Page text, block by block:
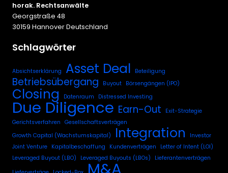
horak. Rechtsanwälte
Georgstraße 48
30159 Hannover Deutschland
Schlagwörter
Absichtserklärung Asset Deal Beteiligung
Betriebsübergang Buyout Börsengängen (IPO)
Closing Datenraum Distressed Investing
Due Diligence Earn-Out
Exit-Strategie
Gerichtsverfahren Gesellschaftsverträgen
Growth Capital (Wachstumskapital)
Integration
Investor
Joint Venture Kapitalbeschaffung Kundenverträgen
Letter of Intent (LOI)
Leveraged Buyout (LBO)
Leveraged Buyouts (LBOs)
Lieferantenverträgen
M&A